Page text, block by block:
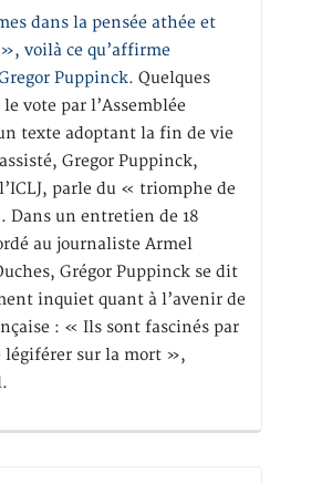
dans la pensée athée et
voilà ce qu’affirme
Puppinck. Quelques
vote par l’Assemblée
texte adoptant la fin de vie
Gregor Puppinck,
parle du « triomphe de
Dans un entretien de 18
au journaliste Armel
Grégor Puppinck se dit
inquiet quant à l’avenir de
: « Ils sont fascinés par
légiférer sur la mort »,